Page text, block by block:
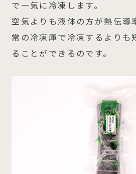
で一気に冷凍します。
空気よりも液体の方が熱伝導
常の冷凍庫で冷凍するよりも
ることができるのです。